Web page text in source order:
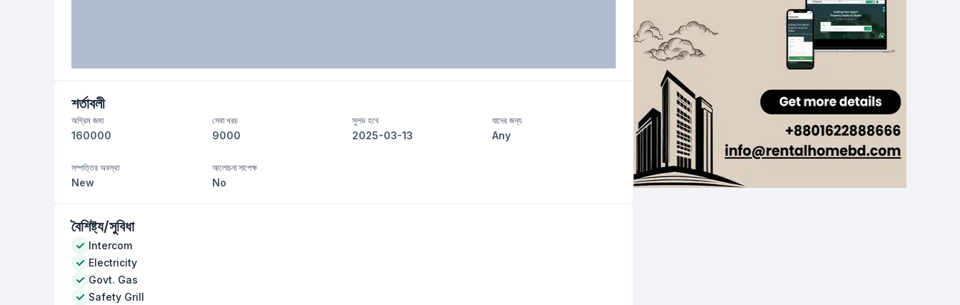
শর্তাবলী
অগ্রিম জমা
160000
সেবা খরচ
9000
সুলভ হবে
2025-03-13
যাদের জন্য
Any
সম্পত্তির অবস্থা
New
আলোচনা সাপেক্ষ
No
বৈশিষ্ট্য/সুবিধা
Intercom
Electricity
Govt. Gas
Safety Grill